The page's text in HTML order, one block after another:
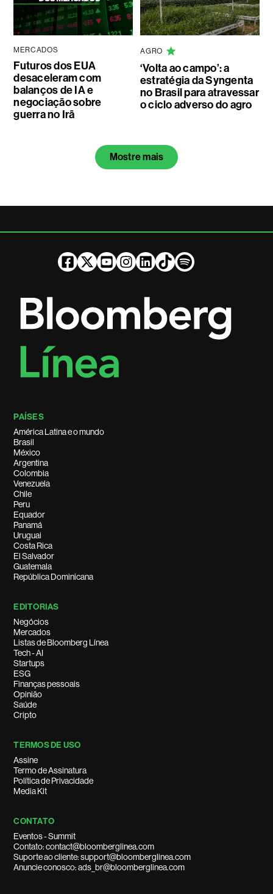
MERCADOS
Futuros dos EUA
desaceleram com
balanços de IA e
negociação sobre
guerra no Irã
AGRO
‘Volta ao campo’: a
estratégia da Syngenta
no Brasil para atravessar
o ciclo adverso do agro
Mostre mais
PAÍSES
América Latina e o mundo
Brasil
México
Argentina
Colombia
Venezuela
Chile
Peru
Equador
Panamá
Uruguai
Costa Rica
El Salvador
Guatemala
República Dominicana
EDITORIAS
Negócios
Mercados
Listas de Bloomberg Línea
Tech - AI
Startups
ESG
Finanças pessoais
Opinião
Saúde
Cripto
TERMOS DE USO
Assine
Termo de Assinatura
Política de Privacidade
Media Kit
CONTATO
Eventos - Summit
Contato: contact@bloomberglinea.com
Suporte ao cliente: support@bloomberglinea.com
Anuncie conosco: ads_br@bloomberglinea.com